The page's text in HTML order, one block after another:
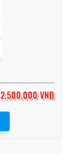
2,500,000 VNĐ